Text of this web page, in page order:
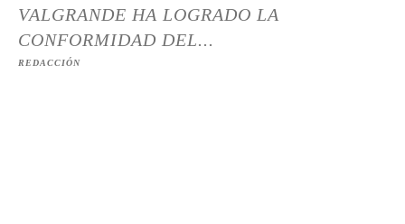
VALGRANDE HA LOGRADO LA
CONFORMIDAD DEL...
REDACCIÓN